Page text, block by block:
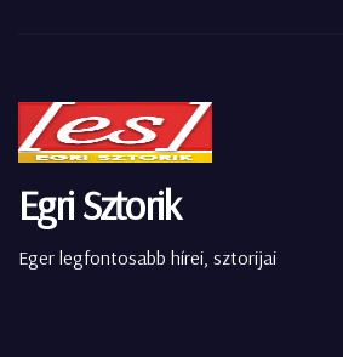
Egri Sztorik
Eger legfontosabb hírei, sztorijai